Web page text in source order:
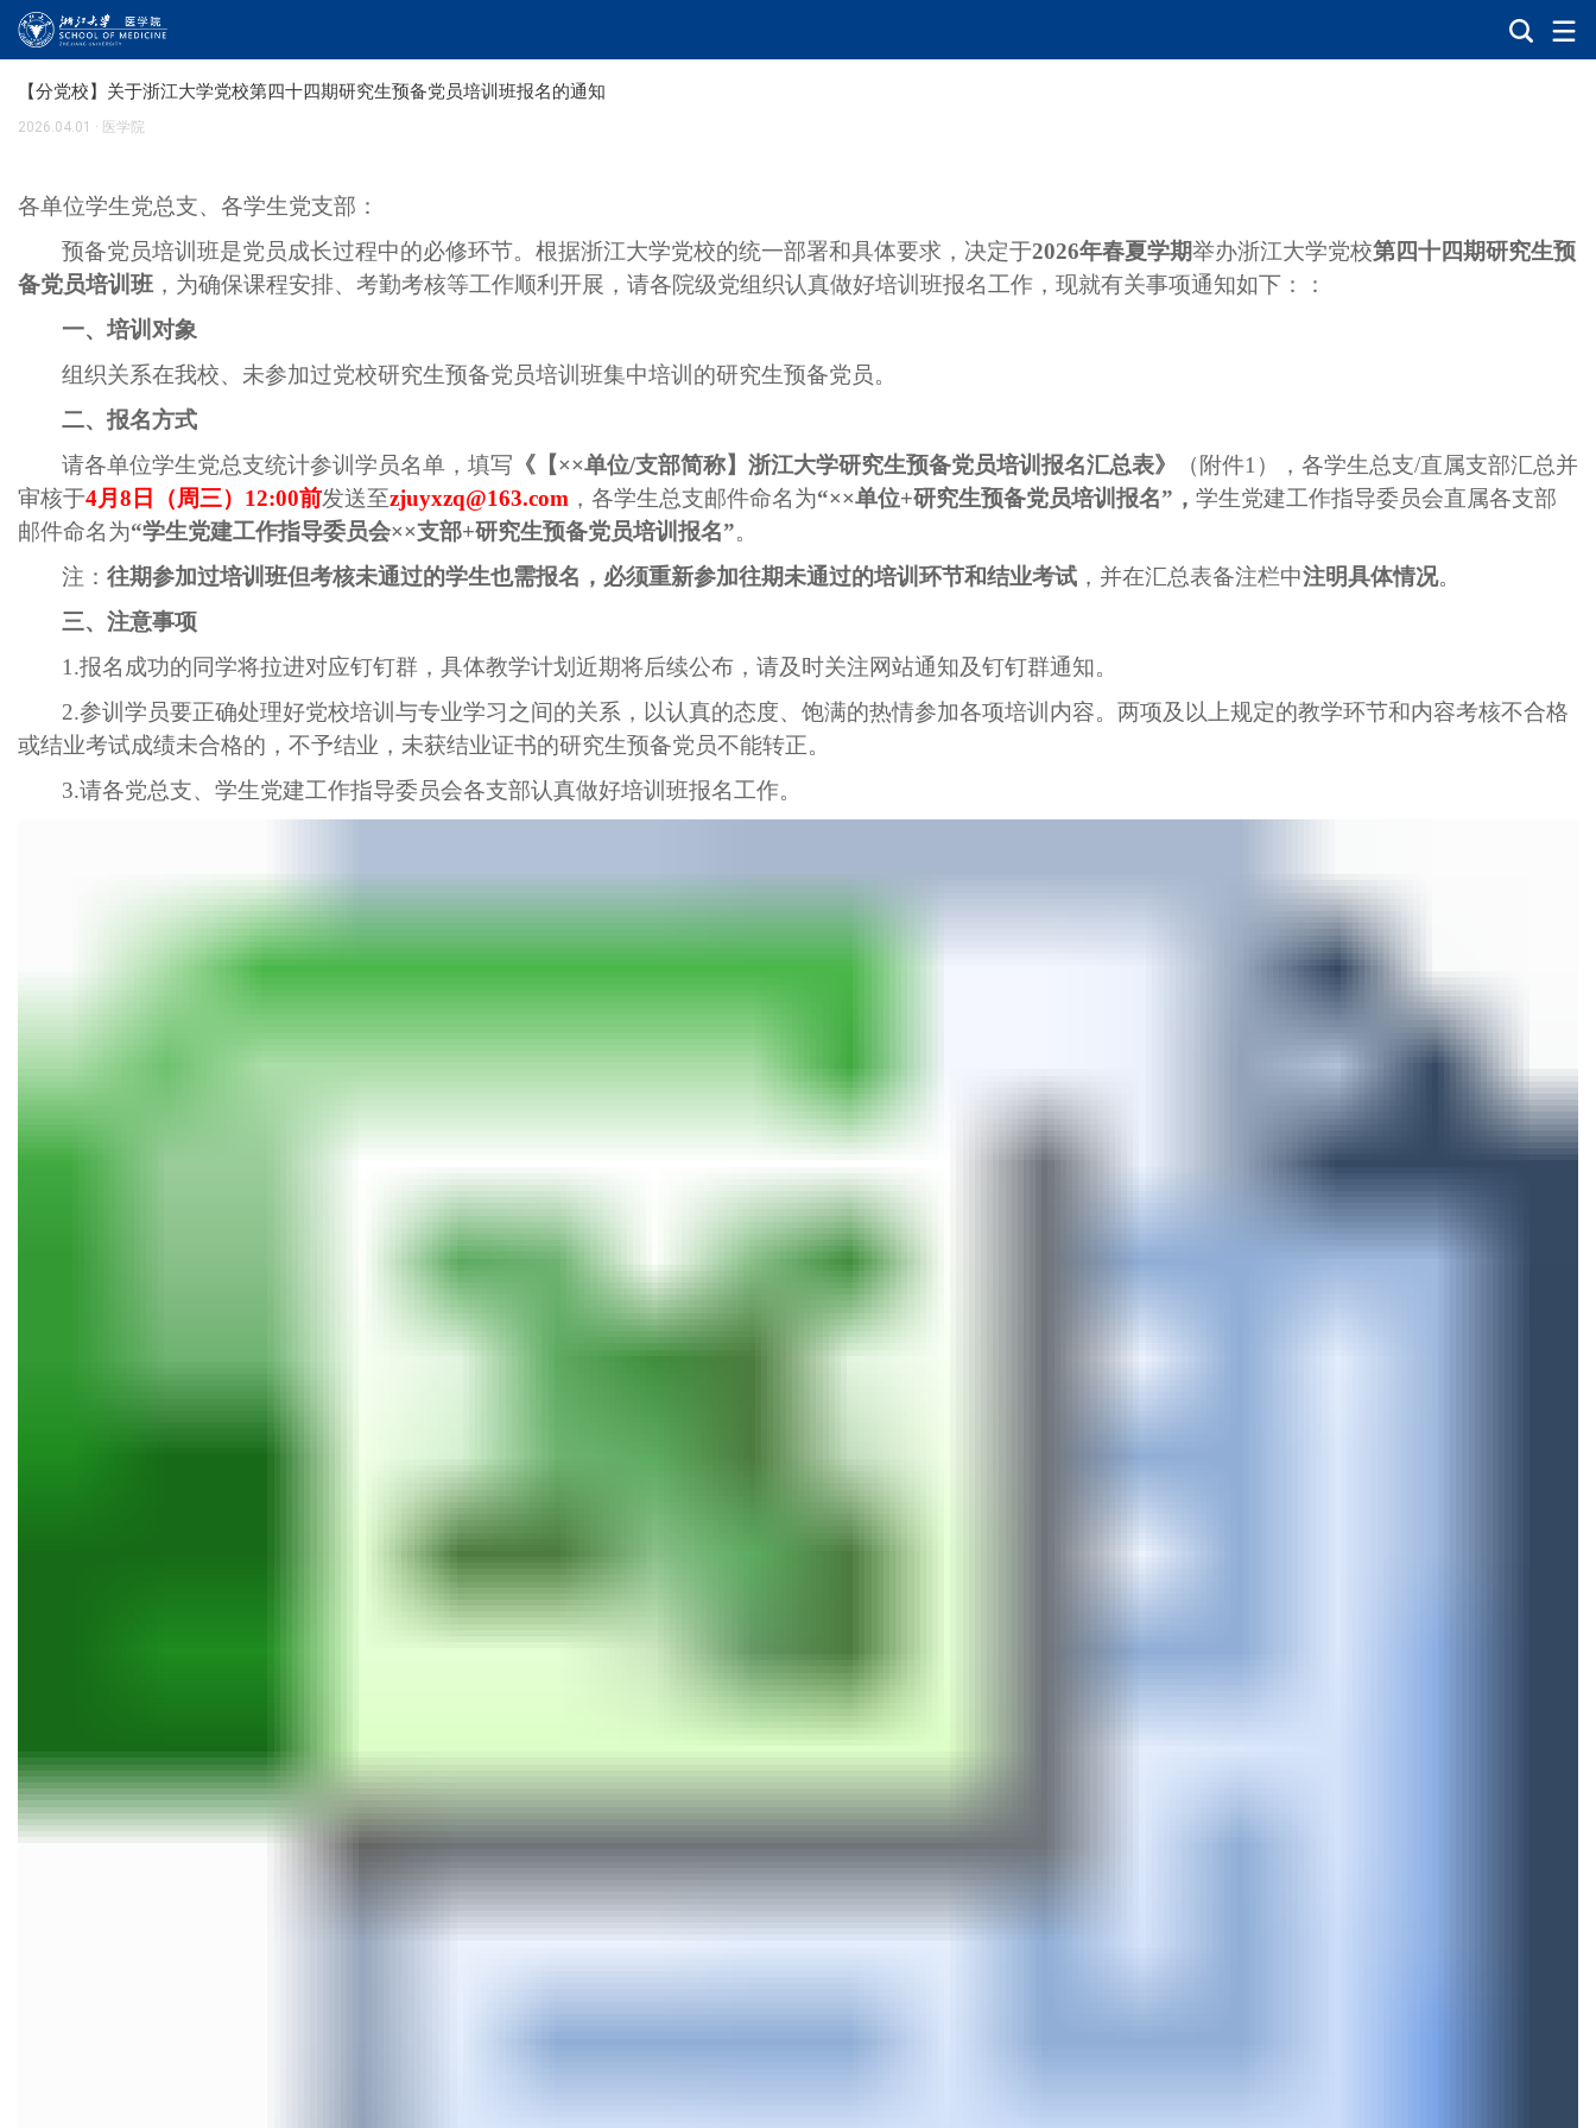
【分党校】关于浙江大学党校第四十四期研究生预备党员培训班报名的通知
2026.04.01 · 医学院
各单位学生党总支、各学生党支部：
预备党员培训班是党员成长过程中的必修环节。根据浙江大学党校的统一部署和具体要求，决定于2026年春夏学期举办浙江大学党校第四十四期研究生预
备党员培训班 ，为确保课程安排、考勤考核等工作顺利开展，请各院级党组织认真做好培训班报名工作，现就有关事项通知如下：：
一、培训对象
组织关系在我校、未参加过党校研究生预备党员培训班集中培训的研究生预备党员。
二、报名方式
请各单位学生党总支统计参训学员名单，填写 《【××单位/支部简称】浙江大学研究生预备党员培训报名汇总表》 （附件1 ），各学生总支/直属支部汇总并
审核于4月8 日（周三） 12:00前发送至zjuyxzq@163.com ， 各学生总支邮件命名为“××单位+研究生预备党员培训报名” ， 学生党建工作指导委员会直属各支部
邮件命名为“学生党建工作指导委员会××支部+研究生预备党员培训报名”。
注： 往期参加过培训班但考核未通过的学生也需报名，必须重新参加往期未通过的培训环节和结业考试 ，并在汇总表备注栏中注明具体情况。
三、注意事项
1.报名成功的同学将拉进对应钉钉群 ， 具体教学计划近期将后续公布，请及时关注网站通知及钉钉群通知。
2.参训学员要正确处理好党校培训与专业学习之间的关系，以认真的态度、饱满的热情参加各项培训内容。两项及以上规定的教学环节和内容考核不合格
或结业考试成绩未合格的，不予结业，未获结业证书的研究生预备党员不能转正。
3.请各党总支、学生党建工作指导委员会各支部认真做好培训班报名工作。